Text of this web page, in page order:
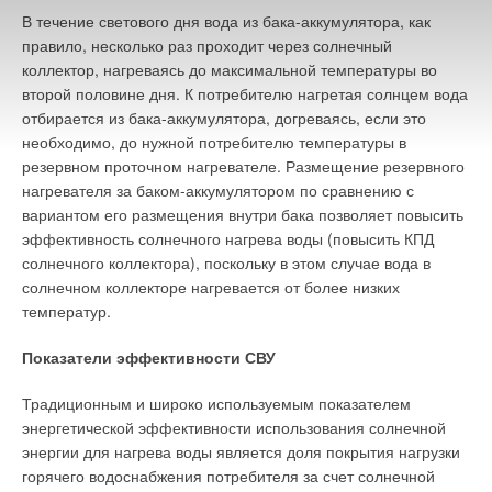
В течение светового дня вода из бака-аккумулятора, как
правило, несколько раз проходит через солнечный
коллектор, нагреваясь до максимальной температуры во
второй половине дня. К потребителю нагретая солнцем вода
отбирается из бака-аккумулятора, догреваясь, если это
необходимо, до нужной потребителю температуры в
резервном проточном нагревателе. Размещение резервного
нагревателя за баком-аккумулятором по сравнению с
вариантом его размещения внутри бака позволяет повысить
эффективность солнечного нагрева воды (повысить КПД
солнечного коллектора), поскольку в этом случае вода в
солнечном коллекторе нагревается от более низких
температур.
Показатели эффективности СВУ
Традиционным и широко используемым показателем
энергетической эффективности использования солнечной
энергии для нагрева воды является доля покрытия нагрузки
горячего водоснабжения потребителя за счет солнечной
приготовлении пищи, теплоноситель, транспортное
средство, удаляющее продукты жизнедеятельности человека
в канализацию. Норма водопотребления на одного человека
существенно разная по отдельным городам. Так, например,
в Санкт-Петербурге она — 0,70 м3/мес, в среднем по
Украине — 0,32 м3/мес, а в Европе — 0,11 м3/мес.
Вспомните о приблизительно 6 млдр человек, населяющих
планету Земля и вам станет ясно, почему время от времени
возникают разговоры о все возрастающих проблемах с
питьевой водой даже в «мокрых» регионах планеты.
Что такое «чистая» вода?
Понятно, что для минерала, происходящего из разных
месторождений, раз-ного состава и столь широкого
единые требования по «качеству». К сырой воде, то есть
воде из источника водоотбора, требования одни. К
«очищенной» воде, то есть воде, подготовленной к
дальнейшему использованию, требования совершенно